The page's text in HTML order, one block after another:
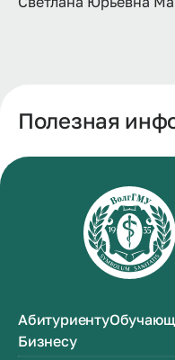
Полезная
Абитуриенту
Бизнесу